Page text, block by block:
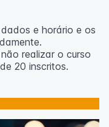
e horário e os
realizar o curso
20 inscritos.